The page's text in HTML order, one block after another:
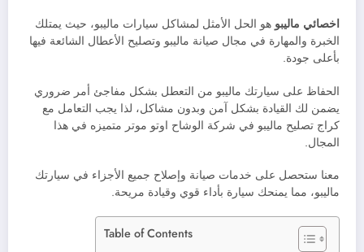
اخصائي ماليبو هو الحل الأمثل لمشاكل سيارات ماليبو، حيث يمتلك
الخبرة والمهارة في مجال صيانة ماليبو وتصليح الأعطال الشائعة فيها
بأعلى جودة.
الحفاظ على سيارتك ماليبو من التعطل بشكل مفاجئ أمر ضروري
يضمن لك القيادة بشكل آمن وبدون مشاكل، لذا يجب التعامل مع
كراج تصليح ماليبو في شركة الوشاح اوتو موتر متميزه في هذا
المجال.
معنا ستحصل على خدمات صيانة وإصلاح جميع الأجزاء في سيارتك
ماليبو، مما يمنحك سيارة بأداء قوي وقيادة مريحة.
Table of Contents